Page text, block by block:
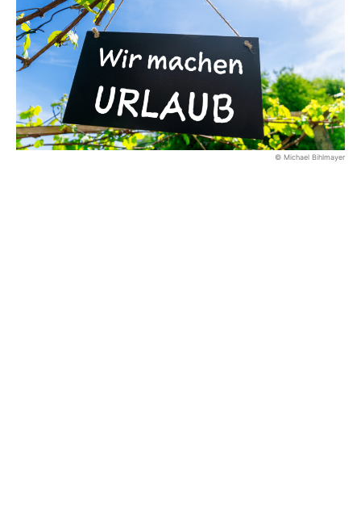
© Michael Bihlmayer